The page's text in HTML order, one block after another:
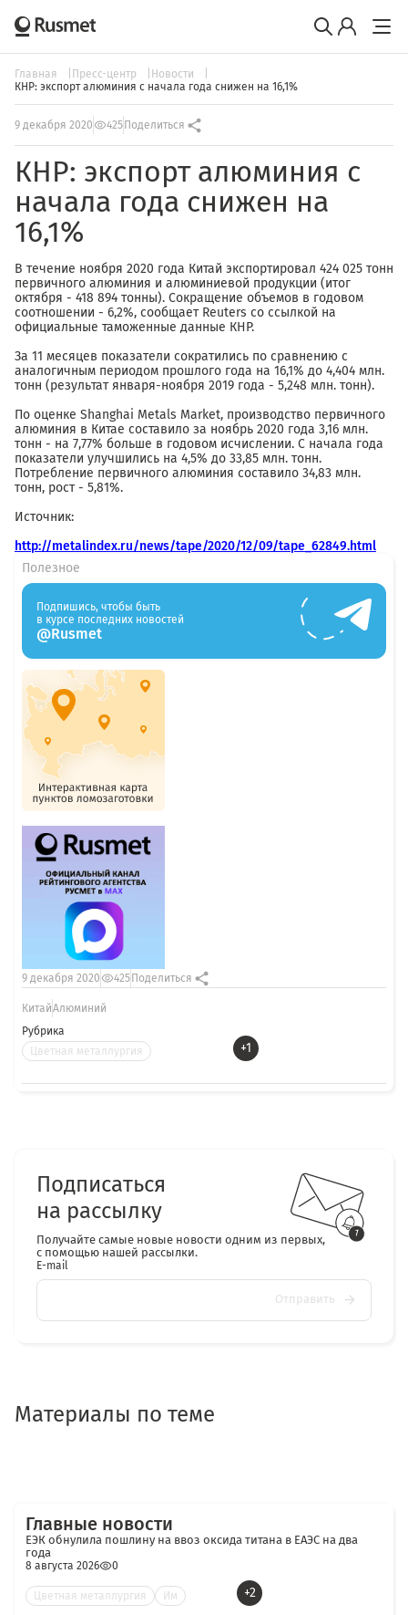
Главная Пресс-центр
Новости
КНР: экспорт алюминия с начала года снижен на 16,1%
9 декабря 2020 425 Поделиться
КНР: экспорт алюминия с
начала года снижен на
16,1%
В течение ноября 2020 года Китай экспортировал 424 025 тонн
первичного алюминия и алюминиевой продукции (итог
октября - 418 894 тонны). Сокращение объемов в годовом
соотношении - 6,2%, сообщает Reuters со ссылкой на
официальные таможенные данные КНР.
За 11 месяцев показатели сократились по сравнению с
аналогичным периодом прошлого года на 16,1% до 4,404 млн.
тонн (результат января-ноября 2019 года - 5,248 млн. тонн).
По оценке Shanghai Metals Market, производство первичного
алюминия в Китае составило за ноябрь 2020 года 3,16 млн.
тонн - на 7,77% больше в годовом исчислении. С начала года
показатели улучшились на 4,5% до 33,85 млн. тонн.
Потребление первичного алюминия составило 34,83 млн.
тонн, рост - 5,81%.
Источник:
http://metalindex.ru/news/tape/2020/12/09/tape_62849.html
Рубрика
Цветная металлургия
+1
9 декабря 2020 425 Поделиться
КитайАлюминий
Полезное
Подпишись, чтобы быть
в курсе последних новостей
@Rusmet
Подписаться
на рассылку
Получайте самые новые новости одним из первых,
с помощью нашей рассылки.
E-mail
Отправить
Материалы по теме
Главные новости
ЕЭК обнулила пошлину на ввоз оксида титана в ЕАЭС на два
года
8 августа 2026 0
Цветная металлургия Им +2